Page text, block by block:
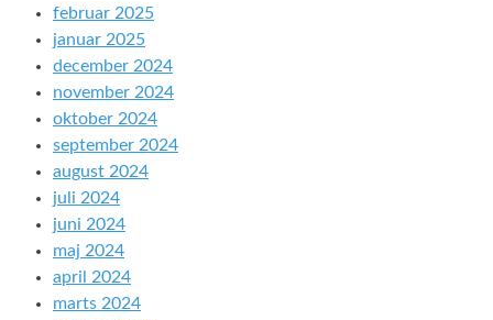
februar 2025
januar 2025
december 2024
november 2024
oktober 2024
september 2024
august 2024
juli 2024
juni 2024
maj 2024
april 2024
marts 2024